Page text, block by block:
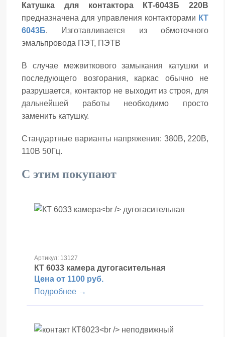
Катушка для контактора КТ-6043Б 220В
предназначена для управления контакторами КТ
6043Б. Изготавливается из обмоточного
эмальпровода ПЭТ, ПЭТВ
В случае межвиткового замыкания катушки и
последующего возгорания, каркас обычно не
разрушается, контактор не выходит из строя, для
дальнейшей работы необходимо просто
заменить катушку.
Стандартные варианты напряжения: 380В, 220В,
110В 50Гц.
С этим покупают
Артикул: 13127
КТ 6033 камера дугогасительная
Цена от 1100 руб.
Подробнее →